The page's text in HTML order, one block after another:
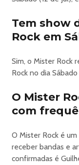
Tem show
Rock em
Sim, o Mister Rock
Rock no dia Sábado
O Mister
com
O Mister Rock é
receber bandas e
confirmadas é